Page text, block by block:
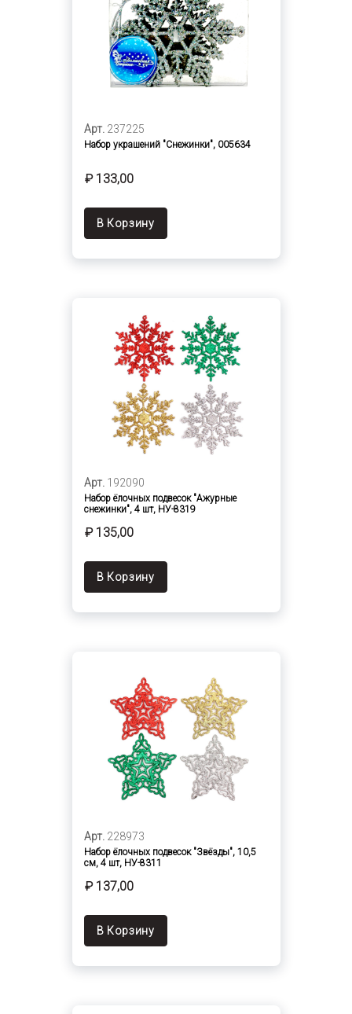
Арт. 237225
Набор украшений "Снежинки", 005634
₽ 133,00
В Корзину
Арт. 192090
Набор ёлочных подвесок "Ажурные
снежинки", 4 шт, НУ-8319
₽ 135,00
В Корзину
Арт. 228973
Набор ёлочных подвесок "Звёзды", 10,5
см, 4 шт, НУ-8311
₽ 137,00
В Корзину